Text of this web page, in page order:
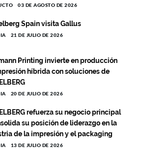
03 DE AGOSTO DE 2026
Spain visita Gallus
21 DE JULIO DE 2026
Printing invierte en producción
híbrida con soluciones de
20 DE JULIO DE 2026
refuerza su negocio principal
su posición de liderazgo en la
de la impresión y el packaging
13 DE JULIO DE 2026